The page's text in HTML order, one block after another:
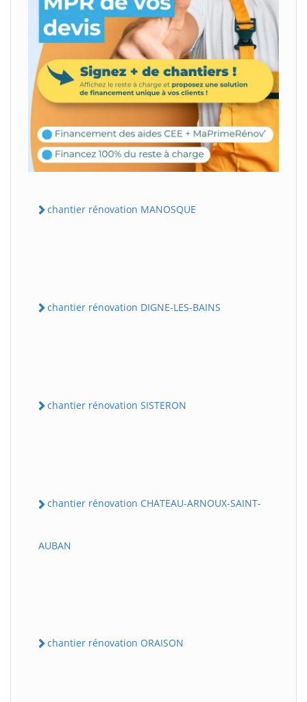
chantier rénovation MANOSQUE
chantier rénovation DIGNE-LES-BAINS
chantier rénovation SISTERON
chantier rénovation CHATEAU-ARNOUX-SAINT-
AUBAN
chantier rénovation ORAISON